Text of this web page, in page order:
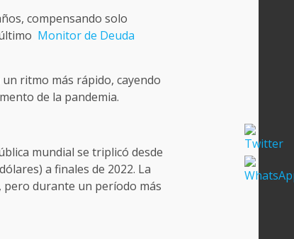
compensando solo
Monitor de Deuda
ritmo más rápido, cayendo
de la pandemia.
mundial se triplicó desde
a finales de 2022. La
pero durante un período más